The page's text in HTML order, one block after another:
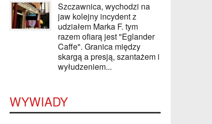
Szczawnica, wychodzi na
jaw kolejny incydent z
udziałem Marka F. tym
razem ofiarą jest "Eglander
Caffe". Granica między
skargą a presją, szantażem i
wyłudzeniem...
WYWIADY